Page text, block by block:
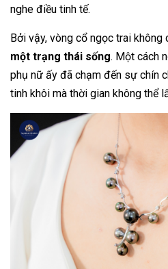
nghe điều tinh tế.
Bởi vậy, vòng cổ ngọc trai
một trạng thái sống. Một cách
phụ nữ ấy đã chạm đến sự chín
tinh khôi mà thời gian không thể